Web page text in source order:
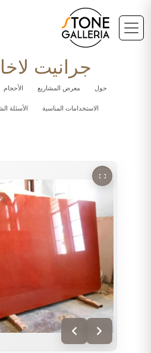
جرانيت
حول معرض المشاريع الأحجام
الاستخدامات المناسبة الأسئلة